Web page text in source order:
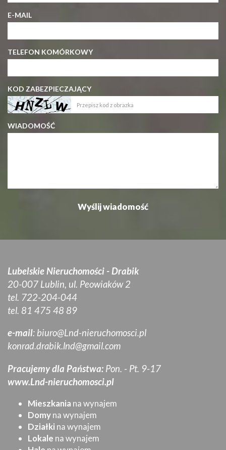
E-MAIL
TELEFON KOMÓRKOWY
KOD ZABEZPIECZAJĄCY
WIADOMOŚĆ
Lubelskie Nieruchomości - Drabik
20-007 Lublin, ul. Peowiaków 2
tel. 722-204-044
tel. 81 475 48 89
e-mail: biuro@Lnd-nieruchomosci.pl
konrad.drabik.lnd@gmail.com
Pracujemy dla Państwa: Pon. - Pt. 9-17
www.Lnd-nieruchomosci.pl
Mieszkania na wynajem
Domyna wynajem
Działki na wynajem
Lokale na wynajem